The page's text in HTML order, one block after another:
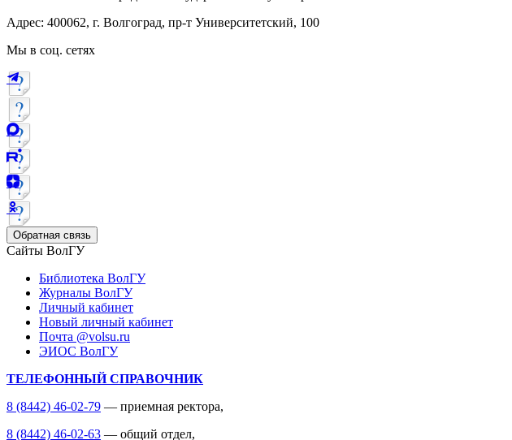
Адрес: 400062, г. Волгоград, пр-т Университетский, 100
Мы в соц. сетях
Обратная связь
Сайты ВолГУ
Библиотека ВолГУ
Журналы ВолГУ
Личный кабинет
Новый личный кабинет
Почта @volsu.ru
ЭИОС ВолГУ
ТЕЛЕФОННЫЙ СПРАВОЧНИК
8 (8442) 46-02-79 — приемная ректора,
8 (8442) 46-02-63 — общий отдел,